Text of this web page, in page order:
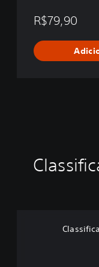
R$79,90